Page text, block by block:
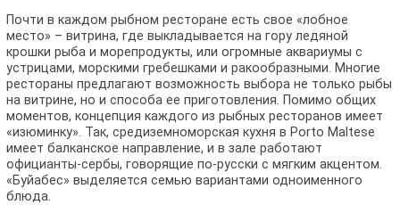
Почти в каждом рыбном ресторане есть свое «лобное
место» – витрина, где выкладывается на гору ледяной
крошки рыба и морепродукты, или огромные аквариумы с
устрицами, морскими гребешками и ракообразными. Многие
рестораны предлагают возможность выбора не только рыбы
на витрине, но и способа ее приготовления. Помимо общих
моментов, концепция каждого из рыбных ресторанов имеет
«изюминку». Так, средиземноморская кухня в Porto Maltese
имеет балканское направление, и в зале работают
официанты-сербы, говорящие по-русски с мягким акцентом.
«Буйабес» выделяется семью вариантами одноименного
блюда.